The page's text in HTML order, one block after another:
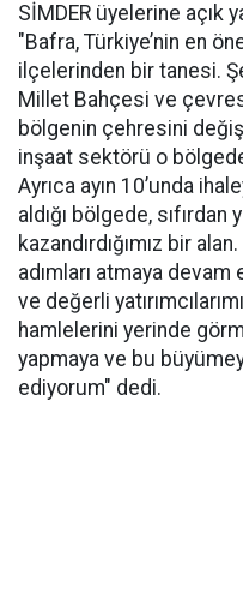
SİMDER üyelerine açık
"Bafra, Türkiye’nin en
ilçelerinden bir tanesi.
Millet Bahçesi ve
bölgenin çehresini
inşaat sektörü o
Ayrıca ayın 10’unda
aldığı bölgede, sıfırdan
kazandırdığımız bir
adımları atmaya
ve değerli
hamlelerini yerinde
yapmaya ve bu
ediyorum" dedi.